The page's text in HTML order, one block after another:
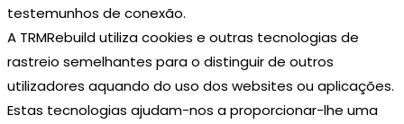
testemunhos de conexão.
A TRMRebuild utiliza cookies e outras tecnologias de
rastreio semelhantes para o distinguir de outros
utilizadores aquando do uso dos websites ou aplicações.
Estas tecnologias ajudam-nos a proporcionar-lhe uma